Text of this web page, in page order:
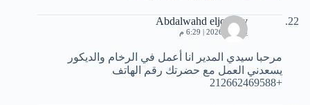
Abdalwahd eljoundy
يوليو 1, 2026 | 6:29 م
مرحبا سيدي المدير انا أعمل في الرخام والديكور
يسعدني العمل مع حضرتك رقم الهاتف
+212662469588